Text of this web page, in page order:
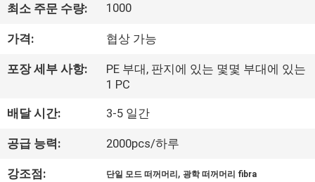
공
장
학
품
최소 주문 수량: 1000
가격: 협상 가능
포장 세부 사항:
PE 부대, 판지에 있는 몇몇 부대에 있는
1 PC
배달 시간: 3-5 일간
공급 능력: 2000pcs/하루
강조점: 단일 모드 떠꺼머리 ,광학 떠꺼머리 fibra